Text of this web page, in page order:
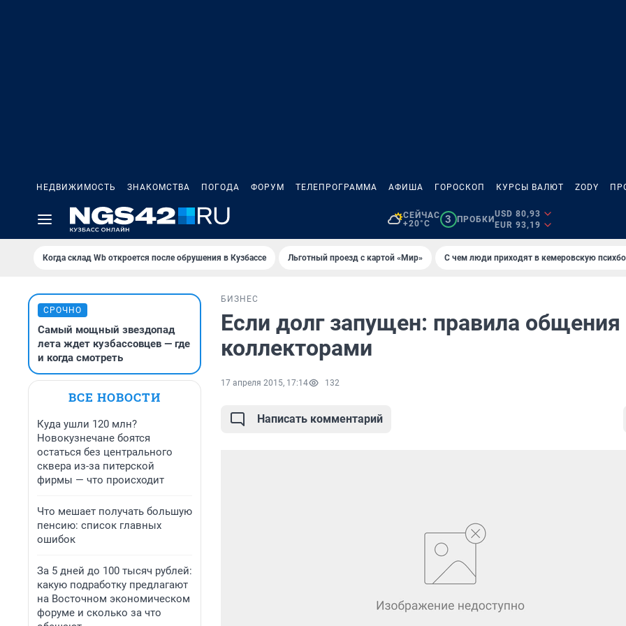
НЕДВИЖИМОСТЬ ЗНАКОМСТВА ПОГОДА ФОРУМ ТЕЛЕПРОГРАММА АФИША ГОРОСКОП КУРСЫ ВАЛЮТ ZODY
СЕЙЧАС
+20°C
3 ПРОБКИ
USD 80,93
EUR 93,19
Когда склад Wb откроется после обрушения в Кузбассе Льготный проезд с картой «Мир» С чем люди приходят в кемеровскую
СРОЧНО
Самый мощный звездопад
лета ждет кузбассовцев — где
и когда смотреть
ВСЕ НОВОСТИ
Куда ушли 120 млн?
Новокузнечане боятся
остаться без центрального
сквера из-за питерской
фирмы — что происходит
Что мешает получать большую
пенсию: список главных
ошибок
За 5 дней до 100 тысяч рублей:
какую подработку предлагают
на Восточном экономическом
форуме и сколько за что
БИЗНЕС
Если долг запущен: правила общения
коллекторами
17 апреля 2015, 17:14 132
Написать комментарий